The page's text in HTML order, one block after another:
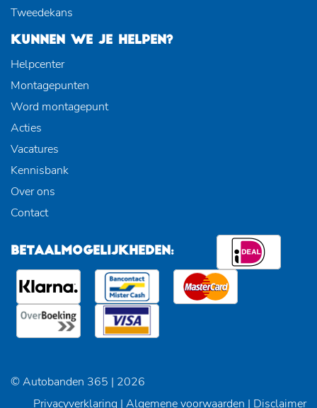
Tweedekans
KUNNEN WE JE HELPEN?
Helpcenter
Montagepunten
Word montagepunt
Acties
Vacatures
Kennisbank
Over ons
Contact
BETAALMOGELIJKHEDEN:
© Autobanden 365 | 2026
Privacyverklaring | Algemene voorwaarden | Disclaimer